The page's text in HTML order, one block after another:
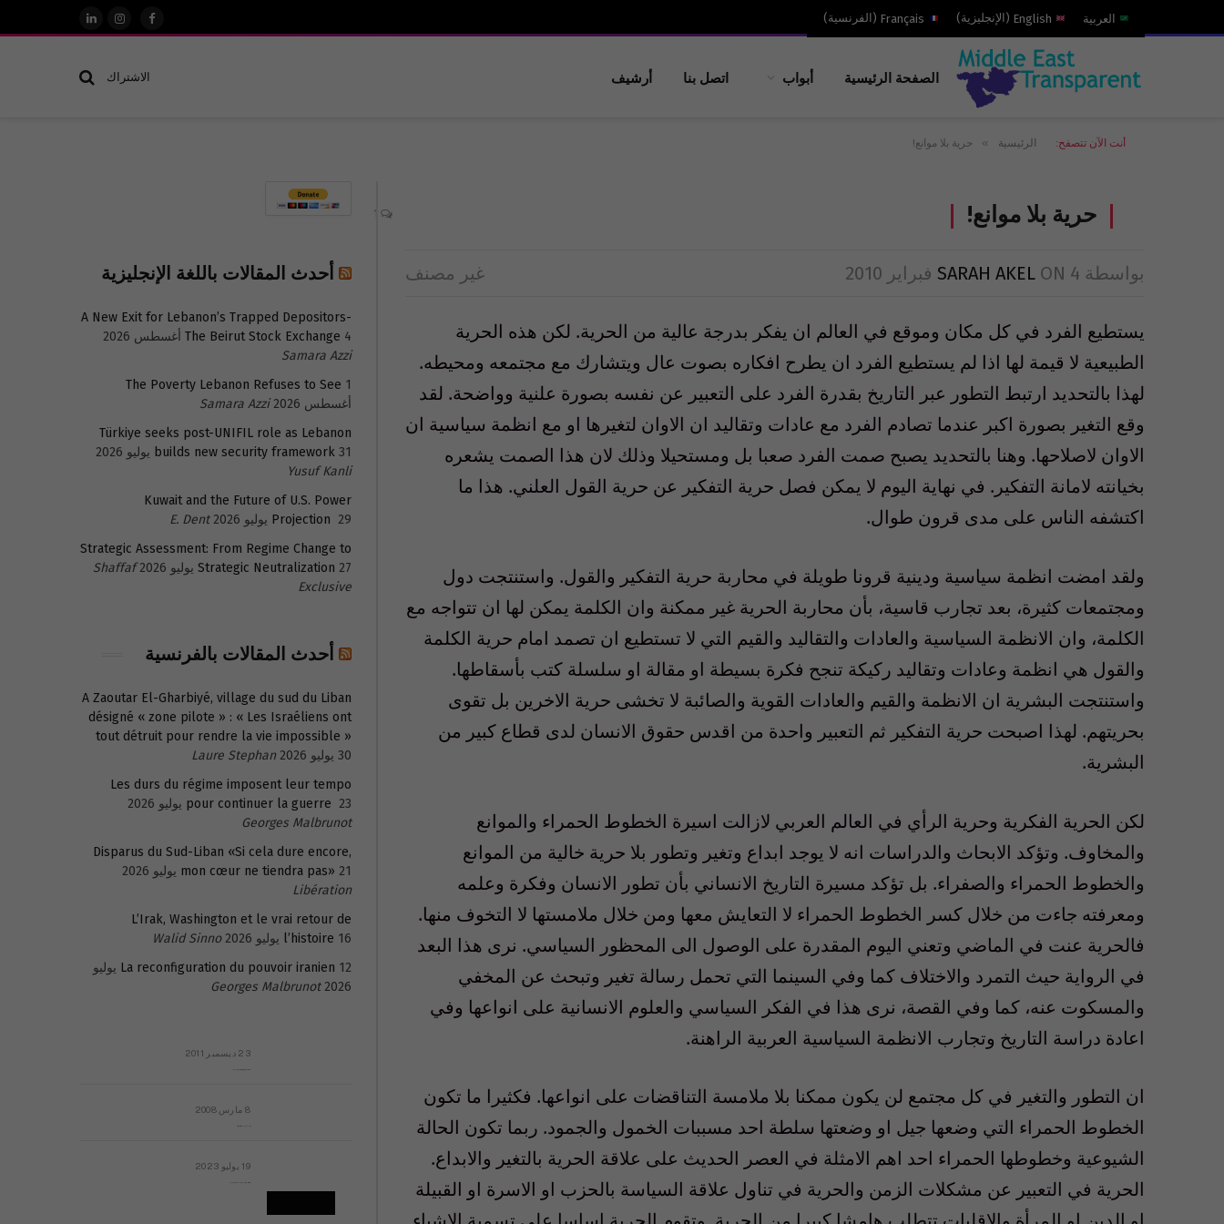
العربية English
( الإنجليزية)
Français
( الفرنسية)
فيسبوكالانستغرام
لينكدإن
الصفحة الرئيسية أبواب اتصل بنا أرشيف الاشتراك
أنت الآن تتصفح: الرئيسية » حرية بلا موانع!
حرية بلا موانع!
بواسطة SARAH AKEL ON 4 فبراير 2010 غير مصنف
يستطيع الفرد في كل مكان وموقع في العالم ان يفكر بدرجة عالية من الحرية. لكن هذه الحرية
الطبيعية لا قيمة لها اذا لم يستطيع الفرد ان يطرح افكاره بصوت عال ويتشارك مع مجتمعه ومحيطه.
لهذا بالتحديد ارتبط التطور عبر التاريخ بقدرة الفرد على التعبير عن نفسه بصورة علنية وواضحة. لقد
وقع التغير بصورة اكبر عندما تصادم الفرد مع عادات وتقاليد ان الاوان لتغيرها او مع انظمة سياسية ان
الاوان لاصلاحها. وهنا بالتحديد يصبح صمت الفرد صعبا بل ومستحيلا وذلك لان هذا الصمت يشعره
بخيانته لامانة التفكير. في نهاية اليوم لا يمكن فصل حرية التفكير عن حرية القول العلني. هذا ما
اكتشفه الناس على مدى قرون طوال.
ولقد امضت انظمة سياسية ودينية قرونا طويلة في محاربة حرية التفكير والقول. واستنتجت دول
ومجتمعات كثيرة، بعد تجارب قاسية، بأن محاربة الحرية غير ممكنة وان الكلمة يمكن لها ان تتواجه مع
الكلمة، وان الانظمة السياسية والعادات والتقاليد والقيم التي لا تستطيع ان تصمد امام حرية الكلمة
والقول هي انظمة وعادات وتقاليد ركيكة تنجح فكرة بسيطة او مقالة او سلسلة كتب بأسقاطها.
واستنتجت البشرية ان الانظمة والقيم والعادات القوية والصائبة لا تخشى حرية الاخرين بل تقوى
بحريتهم. لهذا اصبحت حرية التفكير ثم التعبير واحدة من اقدس حقوق الانسان لدى قطاع كبير من
البشرية.
لكن الحرية الفكرية وحرية الرأي في العالم العربي لازالت اسيرة الخطوط الحمراء والموانع
والمخاوف. وتؤكد الابحاث والدراسات انه لا يوجد ابداع وتغير وتطور بلا حرية خالية من الموانع
والخطوط الحمراء والصفراء. بل تؤكد مسيرة التاريخ الانساني بأن تطور الانسان وفكرة وعلمه
ومعرفته جاءت من خلال كسر الخطوط الحمراء لا التعايش معها ومن خلال ملامستها لا التخوف منها.
فالحرية عنت في الماضي وتعني اليوم المقدرة على الوصول الى المحظور السياسي. نرى هذا البعد
في الرواية حيث التمرد والاختلاف كما وفي السينما التي تحمل رسالة تغير وتبحث عن المخفي
والمسكوت عنه، كما وفي القصة، نرى هذا في الفكر السياسي والعلوم الانسانية على انواعها وفي
اعادة دراسة التاريخ وتجارب الانظمة السياسية العربية الراهنة.
ان التطور والتغير في كل مجتمع لن يكون ممكنا بلا ملامسة التناقضات على انواعها. فكثيرا ما تكون
الخطوط الحمراء التي وضعها جيل او وضعتها سلطة احد مسببات الخمول والجمود. ربما تكون الحالة
الشيوعية وخطوطها الحمراء احد اهم الامثلة في العصر الحديث على علاقة الحرية بالتغير والابداع.
الحرية في التعبير عن مشكلات الزمن والحرية في تناول علاقة السياسة بالحزب او الاسرة او القبيلة
أحدث المقالات باللغة الإنجليزية
A New Exit for Lebanon’s Trapped Depositors-
The Beirut Stock Exchange 4 أغسطس 2026
Samara Azzi
The Poverty Lebanon Refuses to See 1
أغسطس 2026
Samara Azzi
Türkiye seeks post-UNIFIL role as Lebanon
builds new security framework 31 يوليو 2026
Yusuf Kanli
Kuwait and the Future of U.S. Power
Projection 29 يوليو 2026
E. Dent
Strategic Assessment: From Regime Change to
Strategic Neutralization 27 يوليو 2026
Shaffaf
Exclusive
أحدث المقالات بالفرنسية
A Zaoutar El-Gharbiyé, village du sud du Liban
désigné « zone pilote » : « Les Israéliens ont
tout détruit pour rendre la vie impossible »
30 يوليو 2026
Laure Stephan
Les durs du régime imposent leur tempo
pour continuer la guerre 23 يوليو 2026
Georges Malbrunot
Disparus du Sud-Liban «Si cela dure encore,
mon cœur ne tiendra pas» 21 يوليو 2026
Libération
L’Irak, Washington et le vrai retour de
l’histoire 16 يوليو 2026
Walid Sinno
La reconfiguration du pouvoir iranien 12 يوليو
2026
Georges Malbrunot
23 ديسمبر 2011
8 مارس 2008
19 يوليو 2023